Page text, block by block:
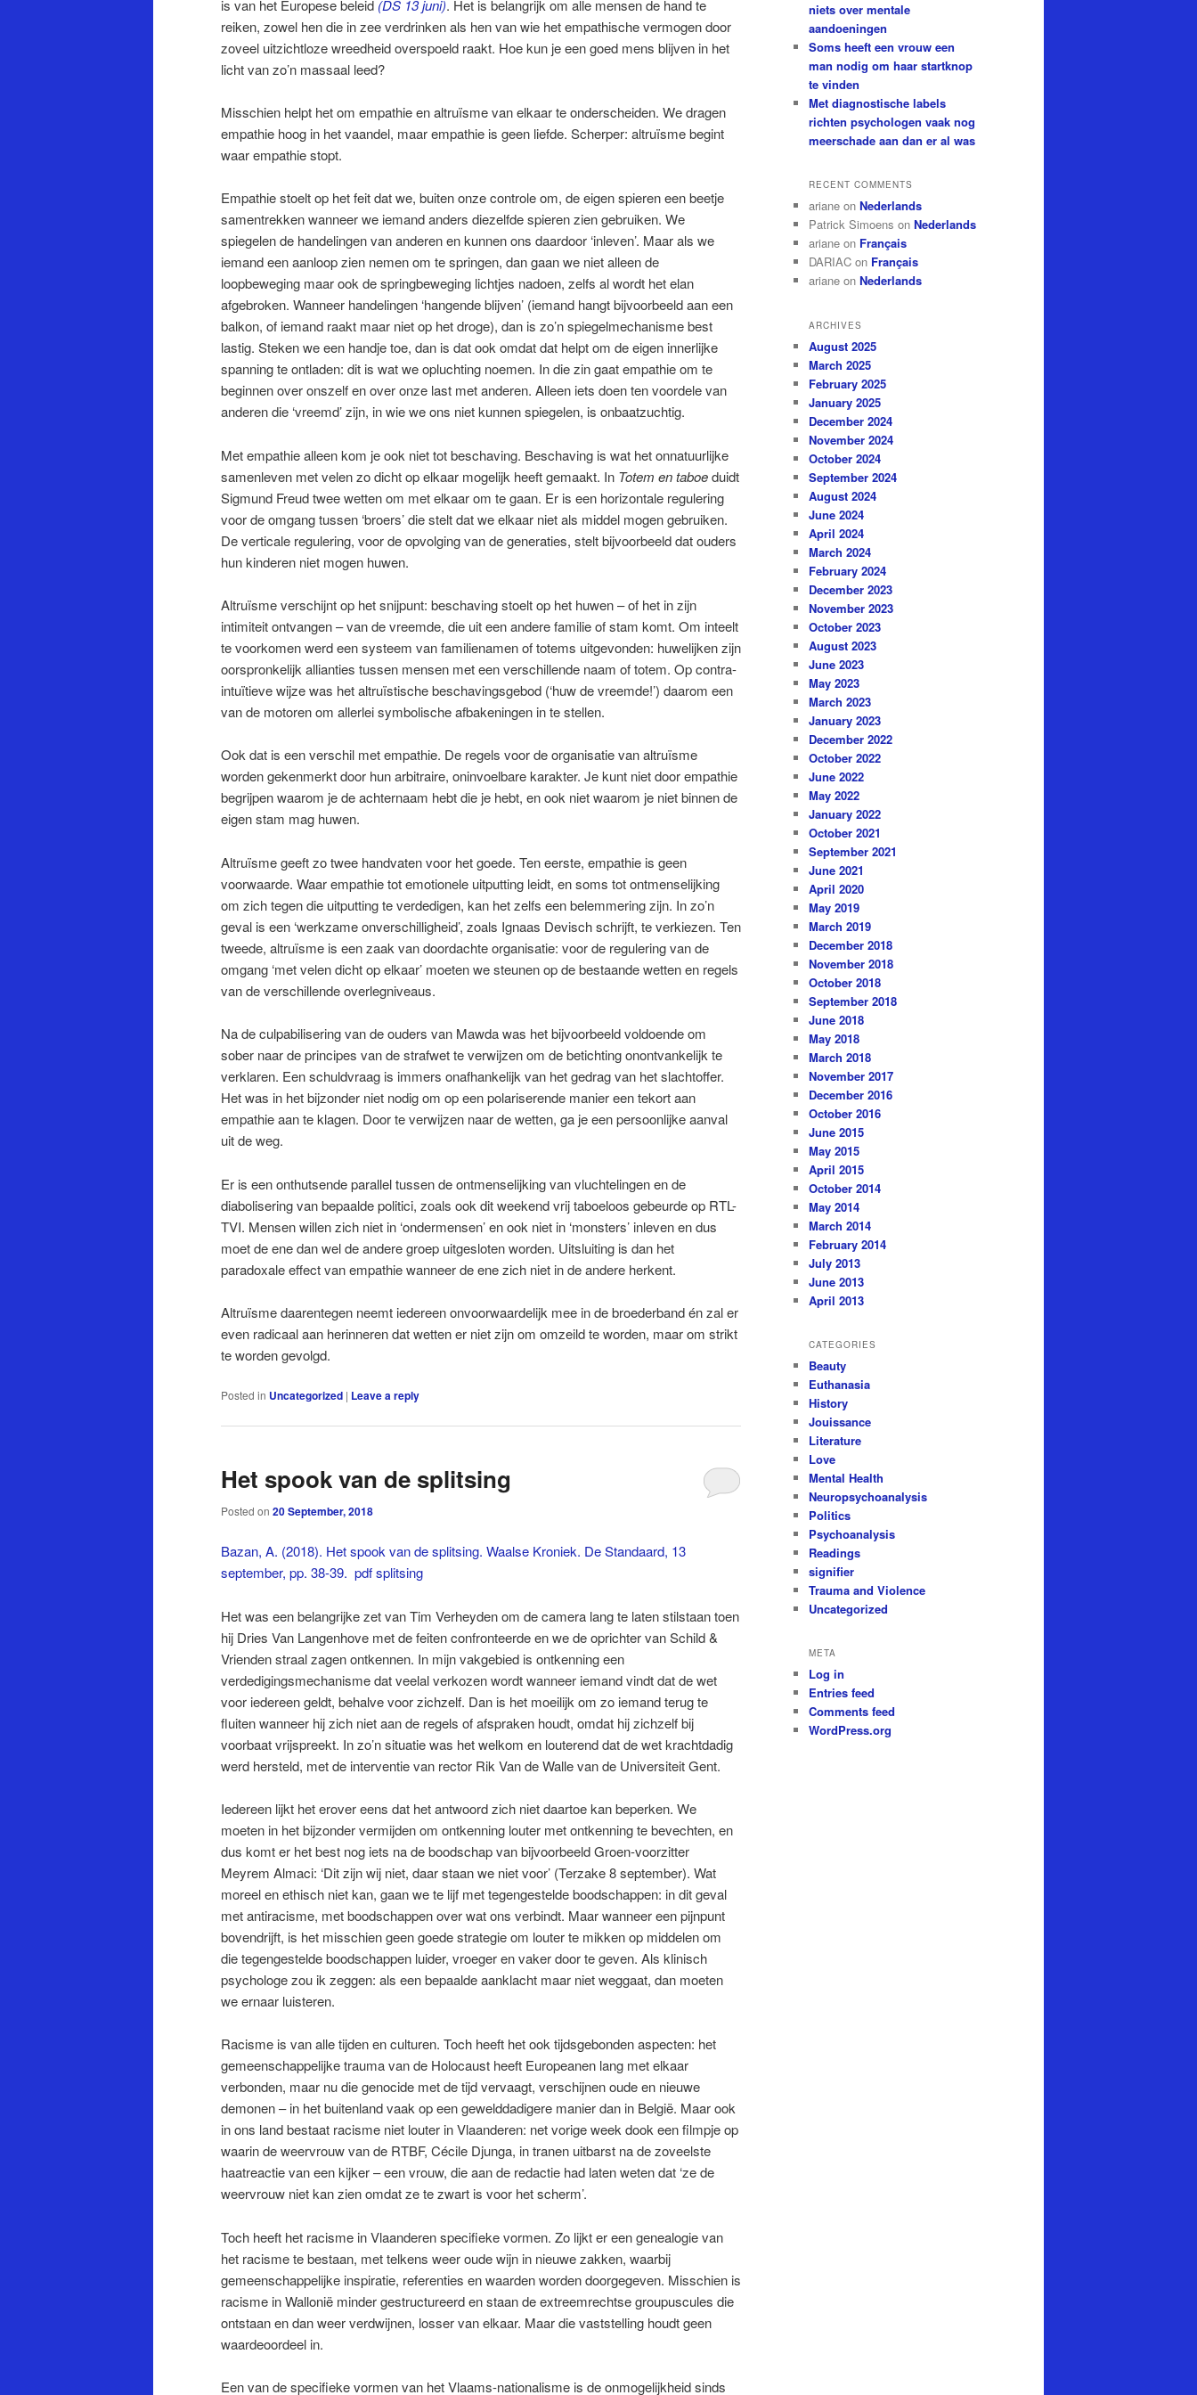
is van het Europese beleid (DS 13 juni). Het is belangrijk om alle mensen de hand te
reiken, zowel hen die in zee verdrinken als hen van wie het empathische vermogen door
zoveel uitzichtloze wreedheid overspoeld raakt. Hoe kun je een goed mens blijven in het
licht van zo’n massaal leed?
Misschien helpt het om empathie en altruïsme van elkaar te onderscheiden. We dragen
empathie hoog in het vaandel, maar empathie is geen liefde. Scherper: altruïsme begint
waar empathie stopt.
Empathie stoelt op het feit dat we, buiten onze controle om, de eigen spieren een beetje
samentrekken wanneer we iemand anders diezelfde spieren zien gebruiken. We
spiegelen de handelingen van anderen en kunnen ons daardoor ‘inleven’. Maar als we
iemand een aanloop zien nemen om te springen, dan gaan we niet alleen de
loopbeweging maar ook de springbeweging lichtjes nadoen, zelfs al wordt het elan
afgebroken. Wanneer handelingen ‘hangende blijven’ (iemand hangt bijvoorbeeld aan een
balkon, of iemand raakt maar niet op het droge), dan is zo’n spiegel­mechanisme best
lastig. Steken we een handje toe, dan is dat ook omdat dat helpt om de eigen innerlijke
spanning te ontladen: dit is wat we opluchting noemen. In die zin gaat empathie om te
beginnen over onszelf en over onze last met anderen. Alleen iets doen ten voordele van
anderen die ‘vreemd’ zijn, in wie we ons niet kunnen spiegelen, is onbaatzuchtig.
Met empathie alleen kom je ook niet tot beschaving. Beschaving is wat het onnatuurlijke
samenleven met velen zo dicht op elkaar mogelijk heeft gemaakt. In Totem en taboeduidt
Sigmund Freud twee wetten om met elkaar om te gaan. Er is een horizontale regulering
voor de omgang tussen ‘broers’ die stelt dat we elkaar niet als middel mogen gebruiken.
De verticale regulering, voor de opvolging van de generaties, stelt bijvoorbeeld dat ouders
hun kinderen niet mogen huwen.
Altruïsme verschijnt op het snijpunt: beschaving stoelt op het huwen – of het in zijn
intimiteit ontvangen – van de vreemde, die uit een andere familie of stam komt. Om inteelt
te voorkomen werd een systeem van familie­namen of totems uitgevonden: huwelijken zijn
oorspronkelijk allianties tussen mensen met een verschillende naam of totem. Op contra-
intuïtieve wijze was het altruïstische beschavingsgebod (‘huw de vreemde!’) daarom een
van de motoren om allerlei symbolische afbakeningen in te stellen.
Ook dat is een verschil met empathie. De regels voor de organisatie van altruïsme
worden gekenmerkt door hun arbitraire, oninvoelbare karakter. Je kunt niet door empathie
begrijpen waarom je de achternaam hebt die je hebt, en ook niet waarom je niet binnen de
eigen stam mag huwen.
Altruïsme geeft zo twee handvaten voor het goede. Ten eerste, empathie is geen
voorwaarde. Waar empathie tot emotionele uitputting leidt, en soms tot ontmenselijking
om zich tegen die uitputting te verdedigen, kan het zelfs een belemmering zijn. In zo’n
geval is een ‘werkzame onverschilligheid’, zoals Ignaas Devisch schrijft, te verkiezen. Ten
tweede, altruïsme is een zaak van doordachte organisatie: voor de regulering van de
omgang ‘met velen dicht op elkaar’ moeten we steunen op de bestaande wetten en regels
van de verschillende overlegniveaus.
Na de culpabilisering van de ouders van Mawda was het bijvoorbeeld voldoende om
sober naar de principes van de strafwet te verwijzen om de betichting onontvankelijk te
verklaren. Een schuldvraag is immers onafhankelijk van het gedrag van het slachtoffer.
Het was in het bijzonder niet nodig om op een polariserende manier een tekort aan
empathie aan te klagen. Door te verwijzen naar de wetten, ga je een persoonlijke aanval
uit de weg.
Er is een onthutsende parallel tussen de ontmenselijking van vluchtelingen en de
diabolisering van bepaalde politici, zoals ook dit weekend vrij taboeloos gebeurde op RTL-
TVI. Mensen willen zich niet in ‘ondermensen’ en ook niet in ‘monsters’ inleven en dus
moet de ene dan wel de andere groep uitgesloten worden. Uitsluiting is dan het
paradoxale effect van empathie wanneer de ene zich niet in de andere herkent.
Altruïsme daarentegen neemt iedereen onvoorwaardelijk mee in de broederband én zal er
even radicaal aan herinneren dat wetten er niet zijn om omzeild te worden, maar om strikt
te worden gevolgd.
Posted in Uncategorized | Leave a reply
Het spook van de splitsing
Posted on 20 September, 2018
Bazan, A. (2018). Het spook van de splitsing. Waalse Kroniek. De Standaard, 13
september, pp. 38-39. pdf splitsing
Het was een belangrijke zet van Tim Verheyden om de camera lang te ­laten stilstaan toen
hij Dries Van Langenhove met de feiten confronteerde en we de oprichter van Schild &
Vrienden straal zagen ontkennen. In mijn vakgebied is ontkenning een
verdedigingsmechanisme dat veelal verkozen wordt wanneer ­iemand vindt dat de wet
voor iedereen geldt, behalve voor zichzelf. Dan is het moeilijk om zo iemand terug te
fluiten wanneer hij zich niet aan de regels of afspraken houdt, omdat hij zichzelf bij
voorbaat vrijspreekt. In zo’n situatie was het welkom en louterend dat de wet krachtdadig
werd hersteld, met de interventie van rector Rik Van de Walle van de Universiteit Gent.
Iedereen lijkt het erover eens dat het antwoord zich niet daartoe kan beperken. We
moeten in het bijzonder vermijden om ontkenning louter met ontkenning te bevechten, en
dus komt er het best nog iets na de boodschap van bijvoorbeeld Groen-voorzitter
Meyrem Almaci: ‘Dit zijn wij niet, daar staan we niet voor’ (Terzake 8 september). Wat
moreel en ethisch niet kan, gaan we te lijf met tegengestelde boodschappen: in dit geval
met antiracisme, met boodschappen over wat ons verbindt. Maar wanneer een pijnpunt
bovendrijft, is het misschien geen goede strategie om louter te mikken op middelen om
die tegengestelde boodschappen luider, vroeger en vaker door te geven. Als klinisch
psychologe zou ik zeggen: als een bepaalde aanklacht maar niet weggaat, dan moeten
we ernaar luisteren.
Racisme is van alle tijden en culturen. Toch heeft het ook tijdsgebonden aspecten: het
gemeenschappelijke trauma van de ­Holocaust heeft Europeanen lang met elkaar
verbonden, maar nu die genocide met de tijd vervaagt, verschijnen oude en nieuwe
demonen – in het buitenland vaak op een gewelddadigere manier dan in België. Maar ook
in ons land bestaat racisme niet louter in Vlaanderen: net vorige week dook een filmpje op
waarin de weervrouw van de RTBF, Cécile Djunga, in tranen uitbarst na de zoveelste
haatreactie van een kijker – een vrouw, die aan de redactie had laten weten dat ‘ze de
weervrouw niet kan zien omdat ze te zwart is voor het scherm’.
Toch heeft het racisme in Vlaanderen specifieke vormen. Zo lijkt er een genealogie van
het racisme te bestaan, met telkens weer oude wijn in nieuwe zakken, waarbij
gemeenschappelijke inspiratie, referenties en waarden worden doorgegeven. Misschien is
racisme in Wallonië minder gestructureerd en staan de extreemrechtse groupuscules die
ontstaan en dan weer verdwijnen, losser van elkaar. Maar die vaststelling houdt geen
waardeoordeel in.
Een van de specifieke vormen van het Vlaams-nationalisme is de onmogelijkheid sinds
niets over mentale
aandoeningen
Soms heeft een vrouw een
man nodig om haar startknop
te vinden
Met diagnostische labels
richten psychologen vaak nog
meerschade aan dan er al was
RECENT COMMENTS
ariane on Nederlands
Patrick Simoens on Nederlands
ariane on Français
DARIAC on Français
ariane on Nederlands
ARCHIVES
August 2025
March 2025
February 2025
January 2025
December 2024
November 2024
October 2024
September 2024
August 2024
June 2024
April 2024
March 2024
February 2024
December 2023
November 2023
October 2023
August 2023
June 2023
May 2023
March 2023
January 2023
December 2022
October 2022
June 2022
May 2022
January 2022
October 2021
September 2021
June 2021
April 2020
May 2019
March 2019
December 2018
November 2018
October 2018
September 2018
June 2018
May 2018
March 2018
November 2017
December 2016
October 2016
June 2015
May 2015
April 2015
October 2014
May 2014
March 2014
February 2014
July 2013
June 2013
April 2013
CATEGORIES
Beauty
Euthanasia
History
Jouissance
Literature
Love
Mental Health
Neuropsychoanalysis
Politics
Psychoanalysis
Readings
signifier
Trauma and Violence
Uncategorized
META
Log in
Entries feed
Comments feed
WordPress.org